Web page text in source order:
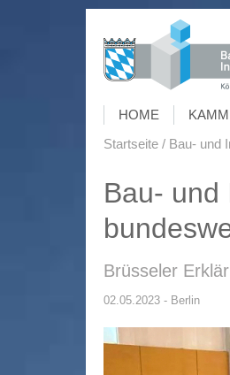
HOME
Startseite
Bau- und
Bau- und
Brüsseler
02.05.2023 - Berlin